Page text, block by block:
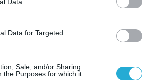
Data.
Data for Targeted
Sale, and/or Sharing
the Purposes for which it
Eurovision